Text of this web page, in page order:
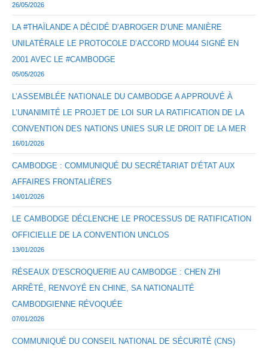
26/05/2026
LA #THAÏLANDE A DÉCIDÉ D’ABROGER D’UNE MANIÈRE
UNILATÉRALE LE PROTOCOLE D’ACCORD MOU44 SIGNÉ EN
2001 AVEC LE #CAMBODGE
05/05/2026
L’ASSEMBLÉE NATIONALE DU CAMBODGE A APPROUVÉ À
L’UNANIMITÉ LE PROJET DE LOI SUR LA RATIFICATION DE LA
CONVENTION DES NATIONS UNIES SUR LE DROIT DE LA MER
16/01/2026
CAMBODGE : COMMUNIQUÉ DU SECRÉTARIAT D’ÉTAT AUX
AFFAIRES FRONTALIÈRES
14/01/2026
LE CAMBODGE DÉCLENCHE LE PROCESSUS DE RATIFICATION
OFFICIELLE DE LA CONVENTION UNCLOS
13/01/2026
RÉSEAUX D’ESCROQUERIE AU CAMBODGE : CHEN ZHI
ARRÊTÉ, RENVOYÉ EN CHINE, SA NATIONALITÉ
CAMBODGIENNE RÉVOQUÉE
07/01/2026
COMMUNIQUÉ DU CONSEIL NATIONAL DE SÉCURITÉ (CNS)